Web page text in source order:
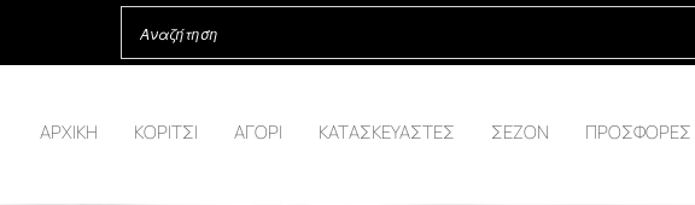
ΑΡΧΙΚΗ ΚΟΡΙΤΣΙ ΑΓΟΡΙ ΚΑΤΑΣΚΕΥΑΣΤΕΣ ΣΕΖΟΝ ΠΡΟΣΦΟΡΕΣ